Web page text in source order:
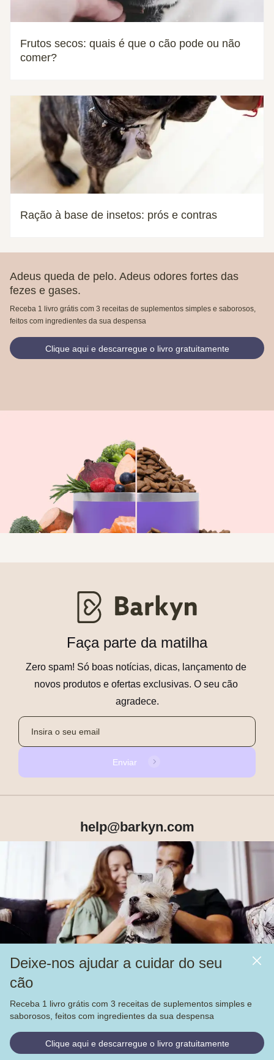
Frutos secos: quais é que o cão pode ou não
comer?
Ração à base de insetos: prós e contras
Adeus queda de pelo. Adeus odores fortes das
fezes e gases.
Receba 1 livro grátis com 3 receitas de suplementos simples e saborosos,
feitos com ingredientes da sua despensa
Clique aqui e descarregue o livro gratuitamente
Deixe-nos ajudar a cuidar do seu
cão
Receba 1 livro grátis com 3 receitas de suplementos simples e
saborosos, feitos com ingredientes da sua despensa
Clique aqui e descarregue o livro gratuitamente
Faça parte da matilha
Zero spam! Só boas notícias, dicas, lançamento de
novos produtos e ofertas exclusivas. O seu cão
agradece.
Enviar
help@barkyn.com
Produtos
Mais
Alimentação
Veja nossas4.000 avaliações no
2022